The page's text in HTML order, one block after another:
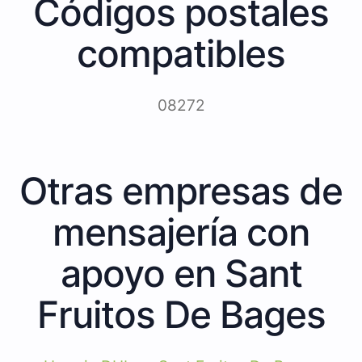
Códigos postales
compatibles
08272
Otras empresas de
mensajería con
apoyo en Sant
Fruitos De Bages